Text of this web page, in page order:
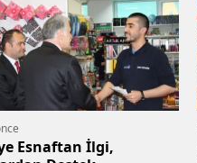
Esnaftan İlgi‚